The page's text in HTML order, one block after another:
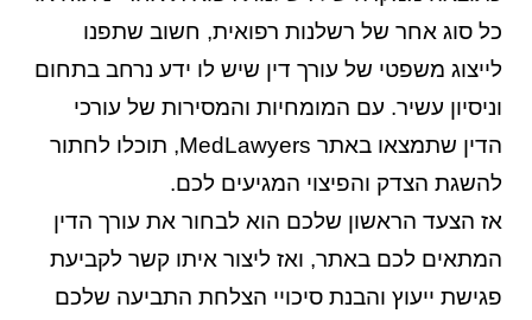
כל סוג אחר של רשלנות רפואית, חשוב שתפנו
לייצוג משפטי של עורך דין שיש לו ידע נרחב בתחום
וניסיון עשיר. עם המומחיות והמסירות של עורכי
הדין שתמצאו באתר MedLawyers, תוכלו לחתור
להשגת הצדק והפיצוי המגיעים לכם.
אז הצעד הראשון שלכם הוא לבחור את עורך הדין
המתאים לכם באתר, ואז ליצור איתו קשר לקביעת
פגישת ייעוץ והבנת סיכויי הצלחת התביעה שלכם